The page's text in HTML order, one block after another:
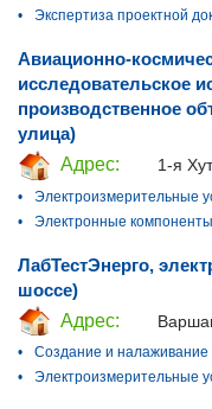
•
Экспертиза проектной
Авиационно-
исследовательское
производственное
улица)
Адрес:
1-я
•
Электроизмерительные
•
Электронные компоненты
ЛабТестЭнерго,
шоссе)
Адрес:
•
Создание и налаживание
•
Электроизмерительные